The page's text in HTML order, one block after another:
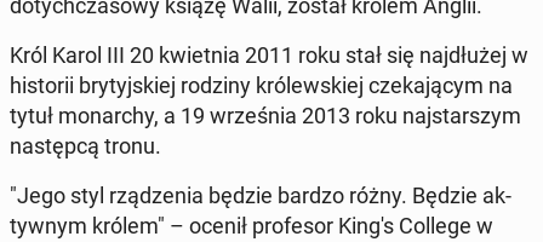
do­tych­cza­so­wy książę Walii, został królem Anglii.
Król Karol III 20 kwiet­nia 2011 roku stał się naj­dłu­żej w
hi­sto­rii bry­tyj­skiej rodziny kró­lew­skiej cze­ka­ją­cym na
tytuł mo­nar­chy, a 19 wrze­śnia 2013 roku naj­star­szym
na­stęp­cą tronu.
"Jego styl rzą­dze­nia będzie bardzo różny. Będzie ak­
tyw­nym królem" – ocenił pro­fe­sor King's College w